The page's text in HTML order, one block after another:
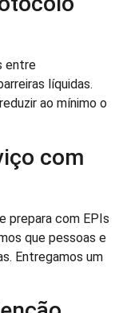
entre
líquidas.
ao mínimo o
com
prepara com EPIs
que pessoas e
Entregamos um